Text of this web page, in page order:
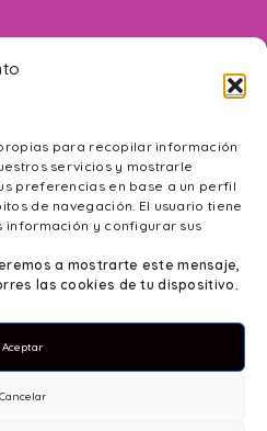
para recopilar información
servicios y mostrarle
preferencias en base a un perfil
de navegación. El usuario tiene
y configurar sus
a mostrarte este mensaje,
las cookies de tu dispositivo.
Aceptar
Cancelar